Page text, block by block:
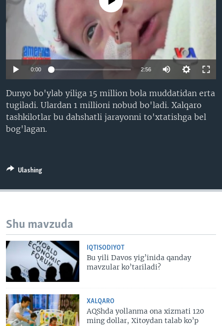
VIDEO
XABARLAR SURATLARDA
ODNOKLASSNIKI
TELEGRAM
TWITTER
SOUNDCLOUD
0:00 2:56
Dunyo bo'ylab yiliga 15 million bola muddatidan erta
tugiladi. Ulardan 1 millioni nobud bo'ladi. Xalqaro
tashkilotlar bu dahshatli jarayonni to'xtatishga bel
bog'lagan.
Ulashing
Shu mavzuda
IQTISODIYOT
Bu yili Davos yig’inida qanday
mavzular ko’tariladi?
XALQARO
AQShda yollanma ona xizmati 120
ming dollar, Xitoydan talab ko’p